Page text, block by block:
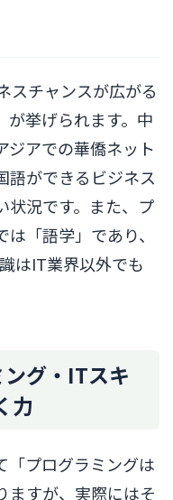
スチャンスが広がる
が挙げられます。中
ジアでの華僑ネット
語ができるビジネス
状況です。また、プ
「語学」であり、
はIT業界以外でも
ング・ITスキ
力
「プログラミングは
ますが、実際にはそ